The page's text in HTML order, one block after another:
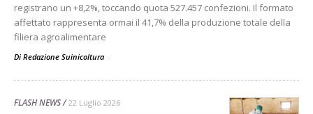
registrano un +8,2%, toccando quota 527.457 confezioni. Il formato
affettato rappresenta ormai il 41,7% della produzione totale della
filiera agroalimentare
Di Redazione Suinicoltura -
FLASH NEWS 22 Luglio 2026